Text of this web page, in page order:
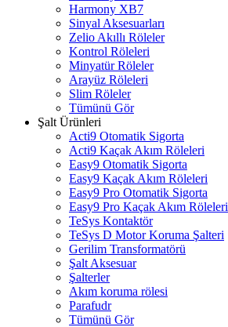
Harmony XB7
Sinyal Aksesuarları
Zelio Akıllı Röleler
Kontrol Röleleri
Minyatür Röleler
Arayüz Röleleri
Slim Röleler
Tümünü Gör
Şalt Ürünleri
Acti9 Otomatik Sigorta
Acti9 Kaçak Akım Röleleri
Easy9 Otomatik Sigorta
Easy9 Kaçak Akım Röleleri
Easy9 Pro Otomatik Sigorta
Easy9 Pro Kaçak Akım Röleleri
TeSys Kontaktör
TeSys D Motor Koruma Şalteri
Gerilim Transformatörü
Şalt Aksesuar
Şalterler
Akım koruma rölesi
Parafudr
Tümünü Gör